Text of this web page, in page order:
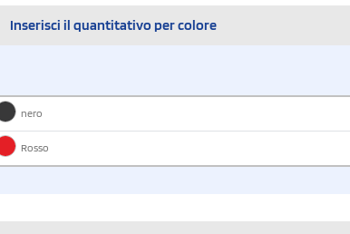
Inserisci il quantitativo per colore
nero
Rosso